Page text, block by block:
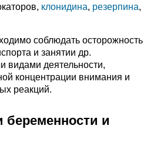
клонидина, резерпина,
соблюдать осторожность
и занятии др.
видами деятельности,
концентрации внимания и
реакций.
беременности и